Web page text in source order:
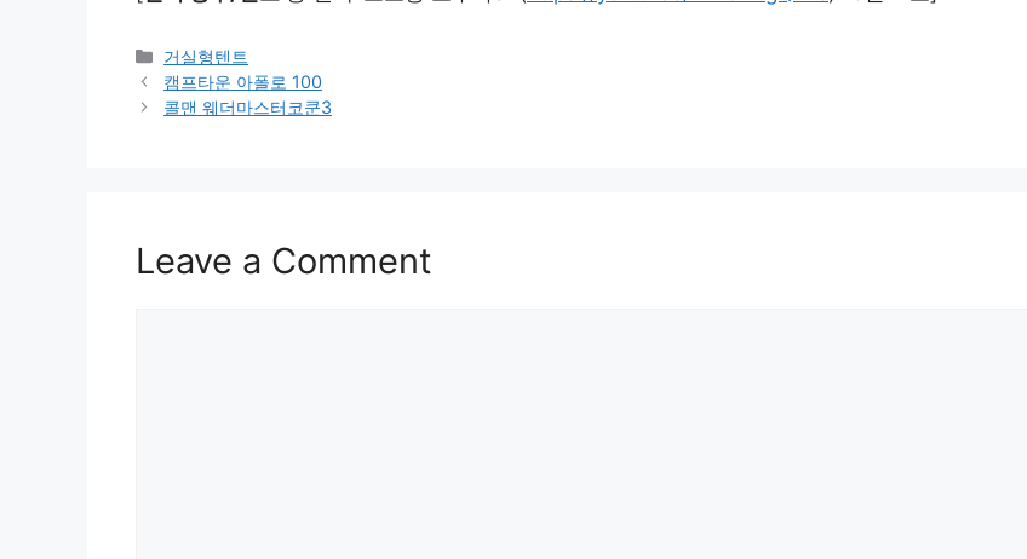
Categories
거실형텐트
캠프타운 아폴로 100
콜맨 웨더마스터코쿤3
Leave a Comment